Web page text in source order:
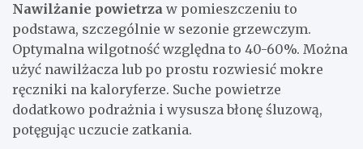
Nawilżanie powietrza w pomieszczeniu to
podstawa, szczególnie w sezonie grzewczym.
Optymalna wilgotność względna to 40-60%. Można
użyć nawilżacza lub po prostu rozwiesić mokre
ręczniki na kaloryferze. Suche powietrze
dodatkowo podrażnia i wysusza błonę śluzową,
potęgując uczucie zatkania.